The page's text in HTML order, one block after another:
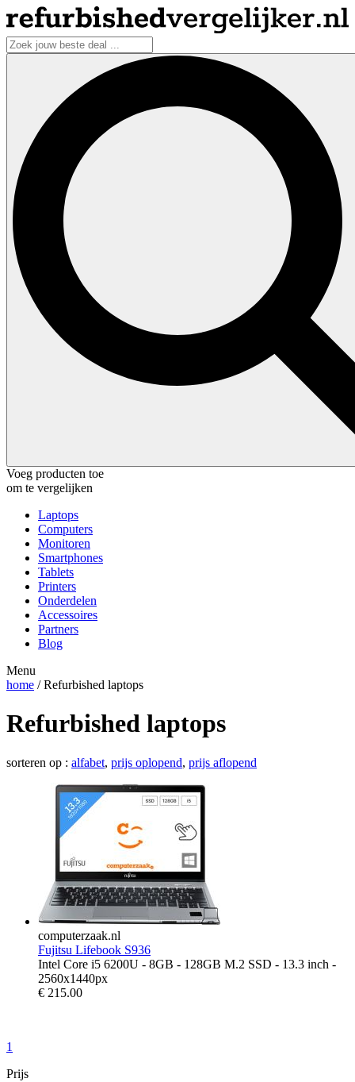
Voeg producten toe
om te vergelijken
Laptops
Computers
Monitoren
Smartphones
Tablets
Printers
Onderdelen
Accessoires
Partners
Blog
Menu
home / Refurbished laptops
Refurbished laptops
sorteren op : alfabet, prijs oplopend, prijs aflopend
computerzaak.nl
Fujitsu Lifebook S936
Intel Core i5 6200U - 8GB - 128GB M.2 SSD - 13.3 inch -
2560x1440px
€ 215.00
1
Prijs